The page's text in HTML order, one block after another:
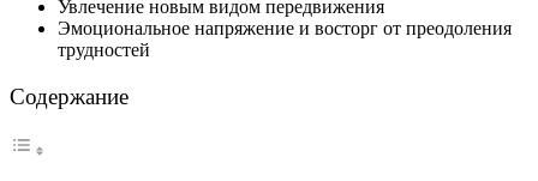
Увлечение новым видом передвижения
Эмоциональное напряжение и восторг от преодоления
трудностей
Содержание